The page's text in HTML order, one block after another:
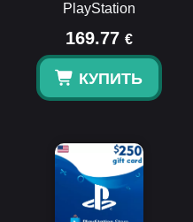
PlayStation
169.77 €
КУПИТЬ